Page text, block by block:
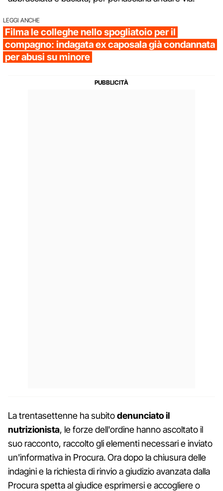
LEGGI ANCHE
Filma le colleghe nello spogliatoio per il
compagno: indagata ex caposala già condannata
per abusi su minore
La trentasettenne ha subitodenunciato il
nutrizionista, le forze dell'ordine hanno ascoltato il
suo racconto, raccolto gli elementi necessari e inviato
un'informativa in Procura. Ora dopo la chiusura delle
indagini e la richiesta di rinvio a giudizio avanzata dalla
Procura spetta al giudice esprimersi e accogliere o